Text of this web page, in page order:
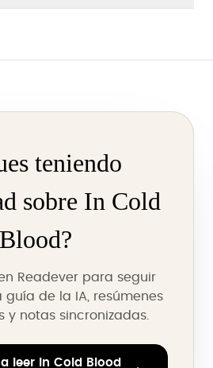
teniendo
sobre In Cold
Blood?
Readever para seguir
guía de la IA, resúmenes
y notas sincronizadas.
leer In Cold Blood